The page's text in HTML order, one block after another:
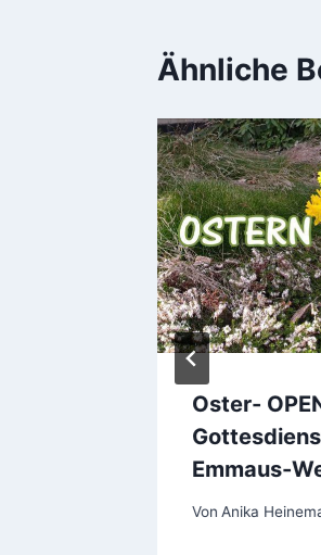
Ähnliche
Oster-
Emmaus-
Von Anika